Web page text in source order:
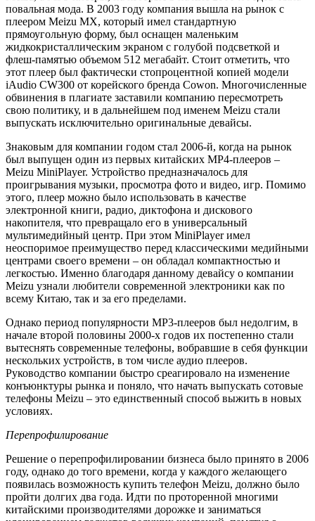
повальная мода. В 2003 году компания вышла на рынок с
плеером Meizu MX, который имел стандартную
прямоугольную форму, был оснащен маленьким
жидкокристаллическим экраном с голубой подсветкой и
флеш-памятью объемом 512 мегабайт. Стоит отметить, что
этот плеер был фактически стопроцентной копией модели
iAudio CW300 от корейского бренда Cowon. Многочисленные
обвинения в плагиате заставили компанию пересмотреть
свою политику, и в дальнейшем под именем Meizu стали
выпускать исключительно оригинальные девайсы.
Знаковым для компании годом стал 2006-й, когда на рынок
был выпущен один из первых китайских MP4-плееров –
Meizu MiniPlayer. Устройство предназначалось для
проигрывания музыки, просмотра фото и видео, игр. Помимо
этого, плеер можно было использовать в качестве
электронной книги, радио, диктофона и дискового
накопителя, что превращало его в универсальный
мультимедийный центр. При этом MiniPlayer имел
неоспоримое преимущество перед классическими медийными
центрами своего времени – он обладал компактностью и
легкостью. Именно благодаря данному девайсу о компании
Meizu узнали любители современной электроники как по
всему Китаю, так и за его пределами.
Однако период популярности MP3-плееров был недолгим, в
начале второй половины 2000-х годов их постепенно стали
вытеснять современные телефоны, вобравшие в себя функции
нескольких устройств, в том числе аудио плееров.
Руководство компании быстро среагировало на изменение
конъюнктуры рынка и поняло, что начать выпускать сотовые
телефоны Meizu – это единственный способ выжить в новых
условиях.
Перепрофилирование
Решение о перепрофилировании бизнеса было принято в 2006
году, однако до того времени, когда у каждого желающего
появилась возможность купить телефон Meizu, должно было
пройти долгих два года. Идти по проторенной многими
китайскими производителями дорожке и заниматься